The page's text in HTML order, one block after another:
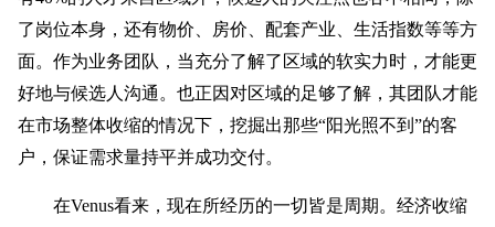
了岗位本身，还有物价、房价、配套产业、生活指数等等方
面。作为业务团队，当充分了解了区域的软实力时，才能更
好地与候选人沟通。也正因对区域的足够了解，其团队才能
在市场整体收缩的情况下，挖掘出那些“阳光照不到”的客
户，保证需求量持平并成功交付。
在Venus看来，现在所经历的一切皆是周期。经济收缩